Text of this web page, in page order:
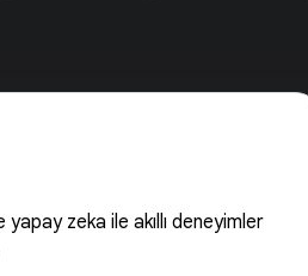
zeka ile akıllı deneyimler